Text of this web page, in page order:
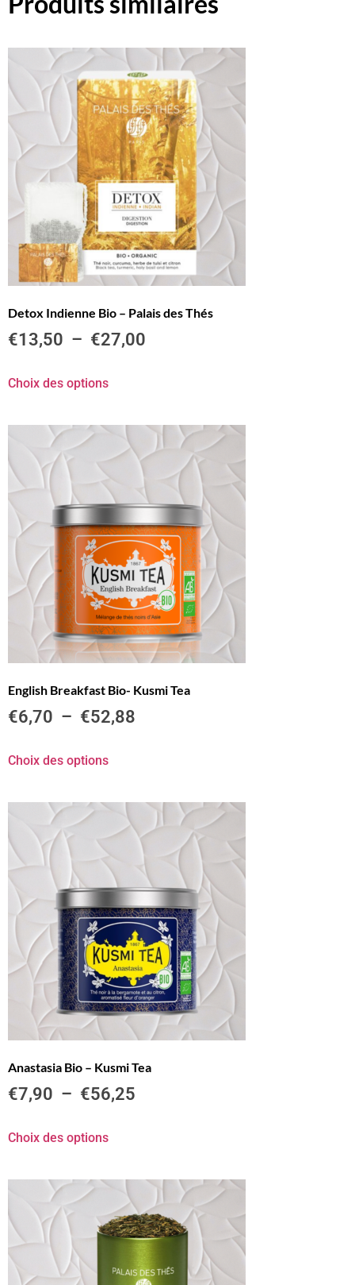
Detox Indienne Bio – Palais des Thés
€13,50 – €27,00
Choix des options
English Breakfast Bio- Kusmi Tea
€6,70 – €52,88
Choix des options
Anastasia Bio – Kusmi Tea
€7,90 – €56,25
Choix des options